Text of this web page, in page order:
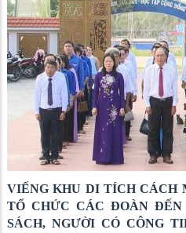
VIẾNG KHU DI TÍCH CÁCH
TỔ CHỨC CÁC ĐOÀN
SÁCH, NGƯỜI CÓ CÔNG